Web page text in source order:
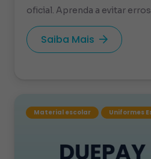
oficial. Aprenda a evitar
Saiba Mais
Material escolar Uniformes